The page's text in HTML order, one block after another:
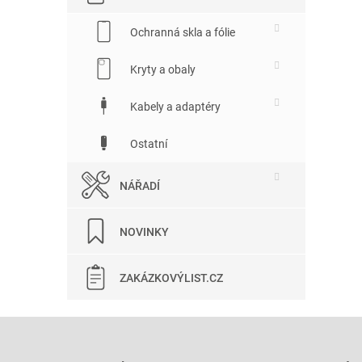
Ochranná skla a fólie
Kryty a obaly
Kabely a adaptéry
Ostatní
NÁŘADÍ
NOVINKY
ZAKÁZKOVÝLIST.CZ